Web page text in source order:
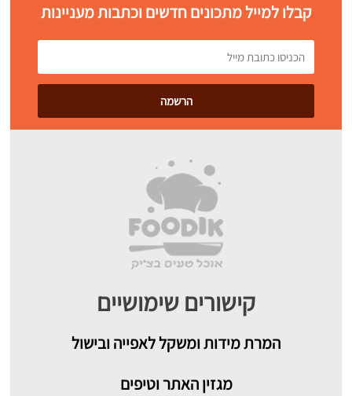
קבלו למייל מתכונים חדשים וכתבות מעניינות
קישורים שימושיים
המרת מידות ומשקל לאפייה ובישול
מגזין האתר וטיפים